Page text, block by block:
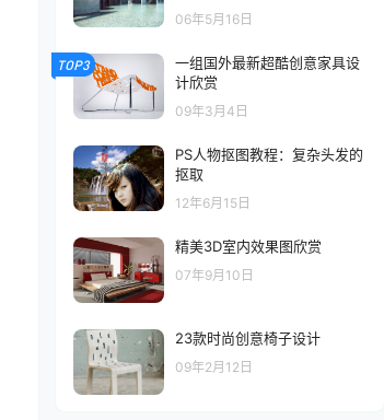
06年5月16日
TOP3
一组国外最新超酷创意家具设
计欣赏
09年3月4日
PS人物抠图教程：复杂头发的
抠取
12年6月15日
精美3D室内效果图欣赏
07年9月10日
23款时尚创意椅子设计
09年2月12日